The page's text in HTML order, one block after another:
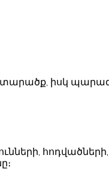
իսկ